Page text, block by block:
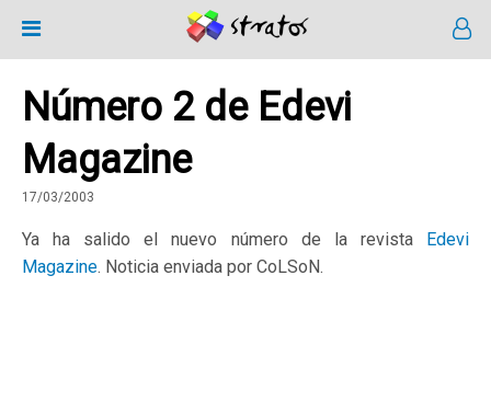
Número 2 de Edevi
Magazine
17/03/2003
Ya ha salido el nuevo número de la revista Edevi
Magazine. Noticia enviada por CoLSoN.